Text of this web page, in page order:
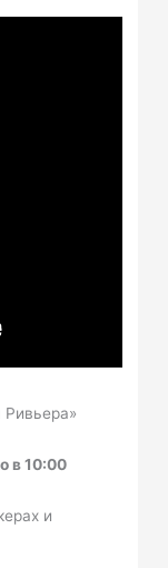
Ривьера»
в 10:00
и